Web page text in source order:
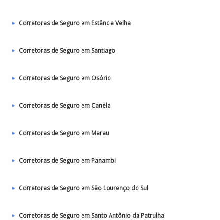
Corretoras de Seguro em Estância Velha
Corretoras de Seguro em Santiago
Corretoras de Seguro em Osório
Corretoras de Seguro em Canela
Corretoras de Seguro em Marau
Corretoras de Seguro em Panambi
Corretoras de Seguro em São Lourenço do Sul
Corretoras de Seguro em Santo Antônio da Patrulha